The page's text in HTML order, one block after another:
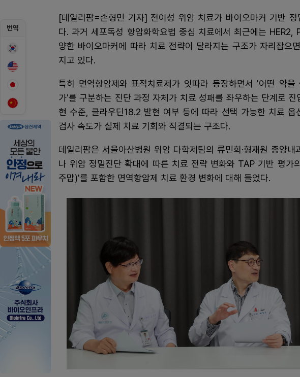
번역
[데일리팜=손형민 기자] 전이성 위암 치료가 바이오마커 기반
다. 과거 세포독성 항암화학요법 중심 치료에서 최근에는 HER2,
양한 바이오마커에 따라 치료 전략이 달라지는 구조가 자리잡으
지고 있다.
특히 면역항암제와 표적치료제가 잇따라 등장하면서 '어떤 약
가'를 구분하는 진단 과정 자체가 치료 성패를 좌우하는 단계로
현 수준, 클라우딘18.2 발현 여부 등에 따라 선택 가능한 치료 옵
검사 속도가 실제 치료 기회와 직결되는 구조다.
데일리팜은 서울아산병원 위암 다학제팀의 류민희·형재원 종양
나 위암 정밀진단 확대에 따른 치료 전략 변화와 TAP 기반 평가
주맙)'를 포함한 면역항암제 치료 환경 변화에 대해 들었다.